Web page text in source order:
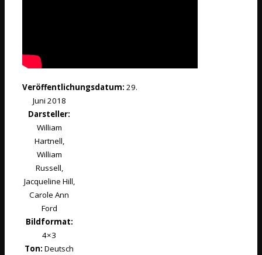
Veröffentlichungsdatum: 29.
Juni 2018
Darsteller:
William
Hartnell,
William
Russell,
Jacqueline Hill,
Carole Ann
Ford
Bildformat:
4×3
Ton: Deutsch